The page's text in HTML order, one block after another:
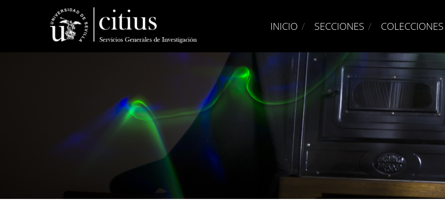
INICIO SECCIONES COLECCIONES